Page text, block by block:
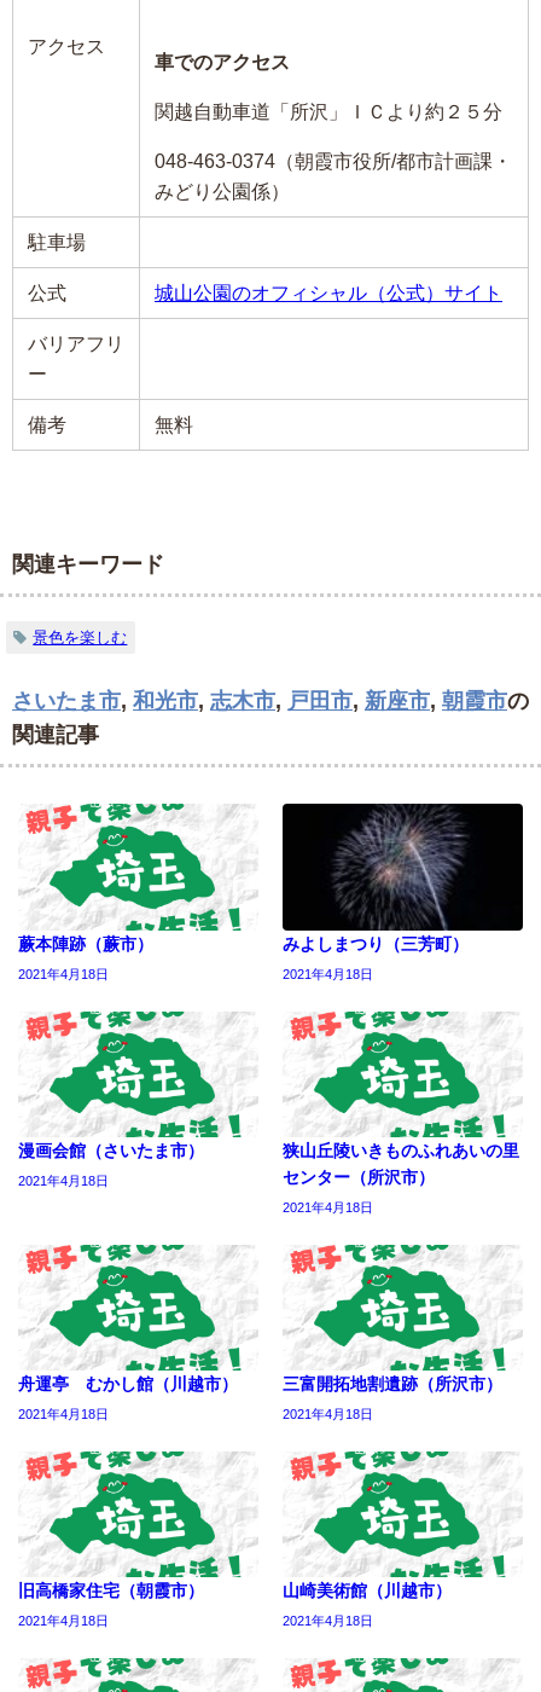
アクセス
車でのアクセス
関越自動車道「所沢」ＩＣより約２５分
048-463-0374（朝霞市役所/都市計画課・
みどり公園係）
駐車場
公式 城山公園のオフィシャル（公式）サイト
バリアフリ
ー
備考 無料
関連キーワード
景色を楽しむ
さいたま市, 和光市, 志木市, 戸田市, 新座市, 朝霞市の
関連記事
蕨本陣跡（蕨市）
2021年4月18日
みよしまつり（三芳町）
2021年4月18日
漫画会館（さいたま市）
2021年4月18日
狭山丘陵いきものふれあいの里
センター（所沢市）
2021年4月18日
舟運亭 むかし館（川越市）
2021年4月18日
三富開拓地割遺跡（所沢市）
2021年4月18日
旧高橋家住宅（朝霞市）
2021年4月18日
山崎美術館（川越市）
2021年4月18日